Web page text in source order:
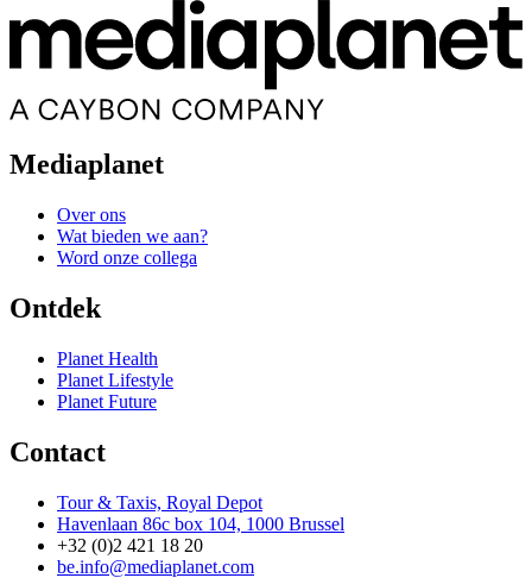
Mediaplanet
Over ons
Wat bieden we aan?
Word onze collega
Ontdek
Planet Health
Planet Lifestyle
Planet Future
Contact
Tour & Taxis, Royal Depot
Havenlaan 86c box 104, 1000 Brussel
+32 (0)2 421 18 20
be.info@mediaplanet.com